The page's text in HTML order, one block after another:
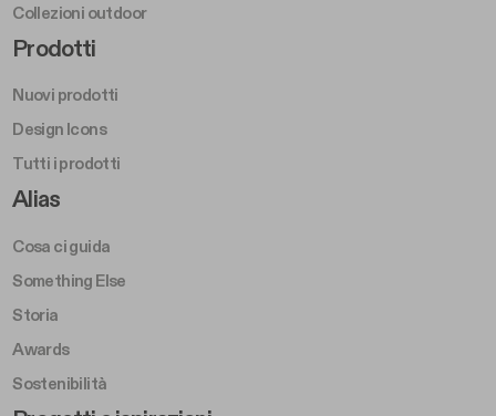
Collezioni outdoor
Footer Right Middle A
Prodotti
Nuovi prodotti
Design Icons
Tutti i prodotti
Footer Right A
Alias
Cosa ci guida
Something Else
Storia
Awards
Sostenibilità